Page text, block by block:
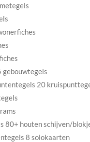
gebouwtegels
20
80+ houten schijven/
8 solokaarten